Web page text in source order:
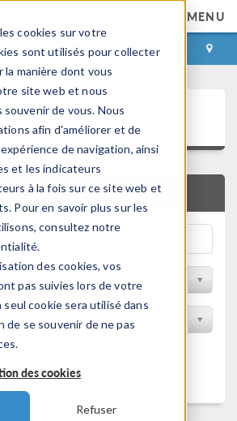
cookies sur votre
sont utilisés pour collecter
manière dont vous
site web et nous
de vous. Nous
afin d'améliorer et de
de navigation, ainsi
et les indicateurs
à la fois sur ce site web et
Pour en savoir plus sur les
consultez notre
des cookies, vos
pas suivies lors de votre
cookie sera utilisé dans
de se souvenir de ne pas
des cookies
Refuser
MENU
CONNEXION CONTACT
d'Applications
Filtrer